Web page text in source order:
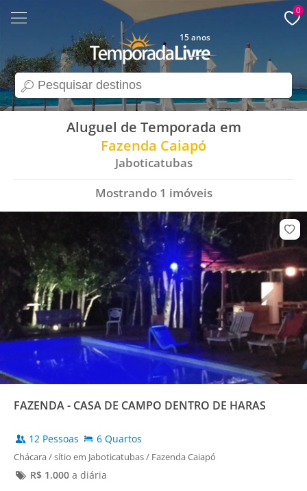
search
15 anos
0
Aluguel de Temporada em
Fazenda Caiapó
Jaboticatubas
Mostrando 1 imóveis
FAZENDA - CASA DE CAMPO DENTRO DE HARAS
12 Pessoas 6 Quartos
Chácara / sítio em Jaboticatubas / Fazenda Caiapó
R$ 1.000a diária